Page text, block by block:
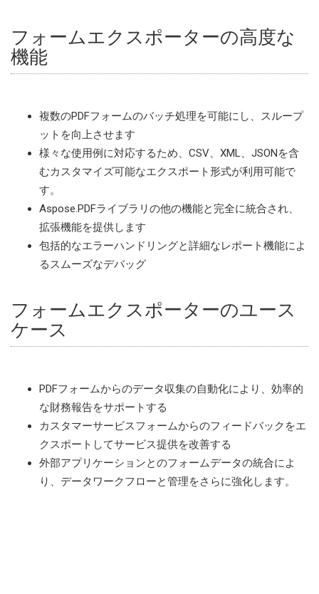
フォームエクスポーターの高度な
機能
複数のPDFフォームのバッチ処理を可能にし、スループ
ットを向上させます
様々な使用例に対応するため、CSV、XML、JSONを含
むカスタマイズ可能なエクスポート形式が利用可能で
す。
Aspose.PDFライブラリの他の機能と完全に統合され、
拡張機能を提供します
包括的なエラーハンドリングと詳細なレポート機能によ
るスムーズなデバッグ
フォームエクスポーターのユース
ケース
PDFフォームからのデータ収集の自動化により、効率的
な財務報告をサポートする
カスタマーサービスフォームからのフィードバックをエ
クスポートしてサービス提供を改善する
外部アプリケーションとのフォームデータの統合によ
り、データワークフローと管理をさらに強化します。